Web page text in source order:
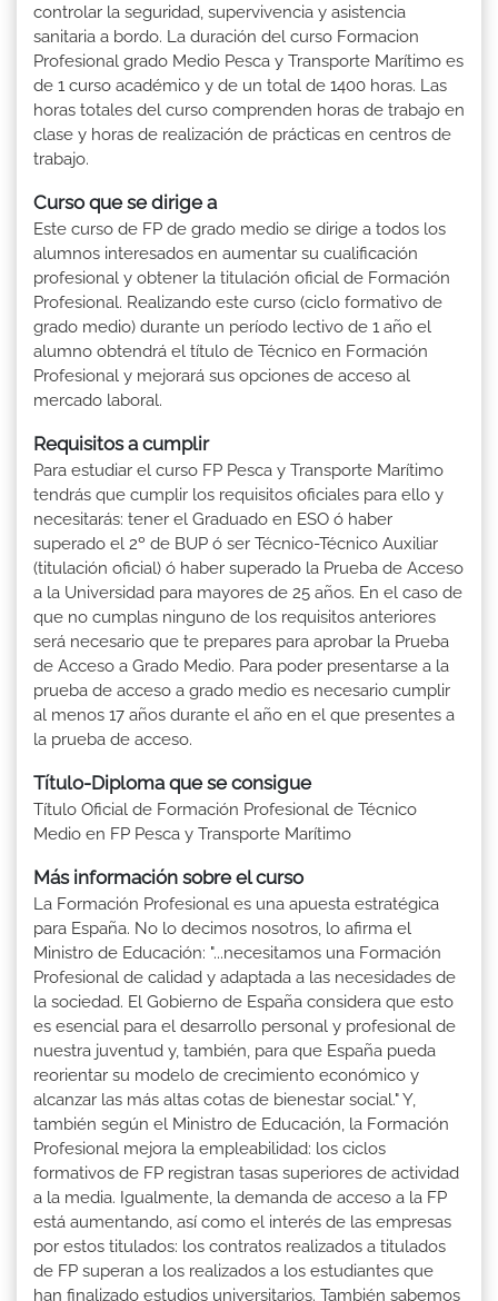
controlar la seguridad, supervivencia y asistencia
sanitaria a bordo. La duración del curso Formacion
Profesional grado Medio Pesca y Transporte Marítimo es
de 1 curso académico y de un total de 1400 horas. Las
horas totales del curso comprenden horas de trabajo en
clase y horas de realización de prácticas en centros de
trabajo.
Curso que se dirige a
Este curso de FP de grado medio se dirige a todos los
alumnos interesados en aumentar su cualificación
profesional y obtener la titulación oficial de Formación
Profesional. Realizando este curso (ciclo formativo de
grado medio) durante un período lectivo de 1 año el
alumno obtendrá el título de Técnico en Formación
Profesional y mejorará sus opciones de acceso al
mercado laboral.
Requisitos a cumplir
Para estudiar el curso FP Pesca y Transporte Marítimo
tendrás que cumplir los requisitos oficiales para ello y
necesitarás: tener el Graduado en ESO ó haber
superado el 2º de BUP ó ser Técnico-Técnico Auxiliar
(titulación oficial) ó haber superado la Prueba de Acceso
a la Universidad para mayores de 25 años. En el caso de
que no cumplas ninguno de los requisitos anteriores
será necesario que te prepares para aprobar la Prueba
de Acceso a Grado Medio. Para poder presentarse a la
prueba de acceso a grado medio es necesario cumplir
al menos 17 años durante el año en el que presentes a
la prueba de acceso.
Título-Diploma que se consigue
Título Oficial de Formación Profesional de Técnico
Medio en FP Pesca y Transporte Marítimo
Más información sobre el curso
La Formación Profesional es una apuesta estratégica
para España. No lo decimos nosotros, lo afirma el
Ministro de Educación: "...necesitamos una Formación
Profesional de calidad y adaptada a las necesidades de
la sociedad. El Gobierno de España considera que esto
es esencial para el desarrollo personal y profesional de
nuestra juventud y, también, para que España pueda
reorientar su modelo de crecimiento económico y
alcanzar las más altas cotas de bienestar social." Y,
también según el Ministro de Educación, la Formación
Profesional mejora la empleabilidad: los ciclos
formativos de FP registran tasas superiores de actividad
a la media. Igualmente, la demanda de acceso a la FP
está aumentando, así como el interés de las empresas
por estos titulados: los contratos realizados a titulados
de FP superan a los realizados a los estudiantes que
han finalizado estudios universitarios. También sabemos